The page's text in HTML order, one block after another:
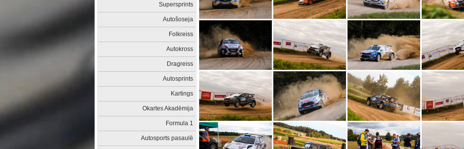
Supersprints
Autošoseja
Folkreiss
Autokross
Dragreiss
Autosprints
Kartings
Okartes Akadēmija
Formula 1
Autosports pasaulē